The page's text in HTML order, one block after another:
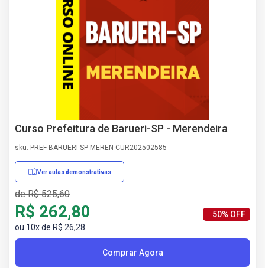
Curso Prefeitura de Barueri-SP - Merendeira
sku: PREF-BARUERI-SP-MEREN-CUR202502585
Ver aulas demonstrativas
de R$ 525,60
R$ 262,80
ou 10x de R$ 26,28
50% OFF
Comprar Agora